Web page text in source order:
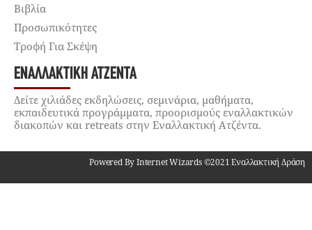
Βιβλία
Προσωπικότητες
Τροφή Για Σκέψη
ΕΝΑΛΛΑΚΤΙΚΉ ΑΤΖΈΝΤΑ
Δείτε χιλιάδες εκδηλώσεις, σεμινάρια, μαθήματα,
εκπαιδευτικά προγράμματα, προορισμούς εναλλακτικών
διακοπών και retreats στην Εναλλακτική Ατζέντα.
Powered By Internet Wizards ©2021 Εναλλακτική Δράση